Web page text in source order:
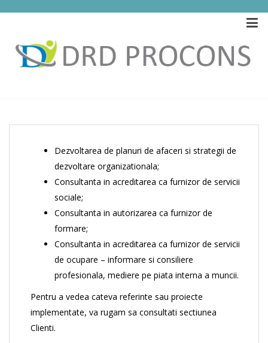
Home / Alte servicii de consultanta
Dezvoltarea de planuri de afaceri si strategii de
dezvoltare organizationala;
Consultanta in acreditarea ca furnizor de servicii
sociale;
Consultanta in autorizarea ca furnizor de
formare;
Consultanta in acreditarea ca furnizor de servicii
de ocupare – informare si consiliere
profesionala, mediere pe piata interna a muncii.
Pentru a vedea cateva referinte sau proiecte
implementate, va rugam sa consultati sectiunea
Clienti.